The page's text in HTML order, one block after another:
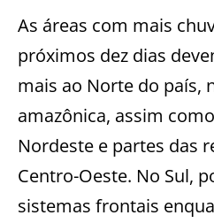
As áreas com mais
próximos dez dias
mais ao Norte do país,
amazônica, assim
Nordeste e partes das
Centro-Oeste. No Sul,
sistemas frontais